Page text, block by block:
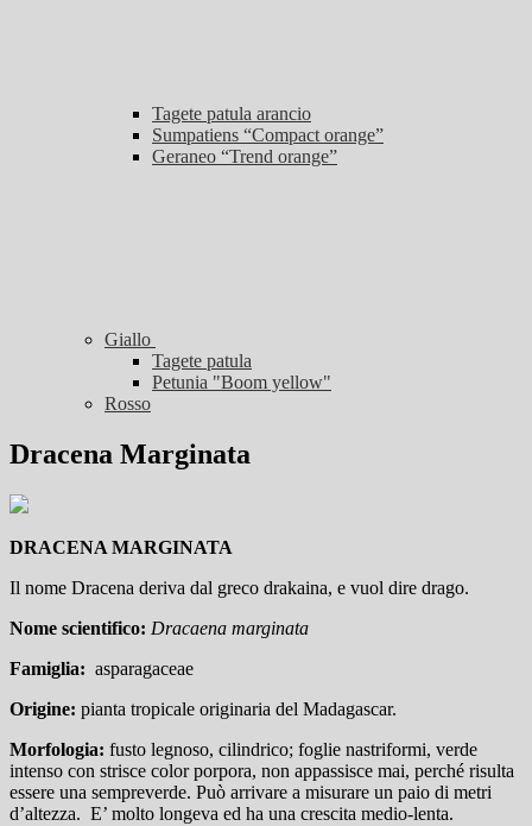
Tagete patula arancio
Sumpatiens “Compact orange”
Geraneo “Trend orange”
Giallo
Tagete patula
Petunia "Boom yellow"
Rosso
Dracena Marginata
DRACENA MARGINATA
Il nome Dracena deriva dal greco drakaina, e vuol dire drago.
Nome scientifico: Dracaena marginata
Famiglia: asparagaceae
Origine: pianta tropicale originaria del Madagascar.
Morfologia: fusto legnoso, cilindrico; foglie nastriformi, verde
intenso con strisce color porpora, non appassisce mai, perché risulta
essere una sempreverde. Può arrivare a misurare un paio di metri
d’altezza. E’ molto longeva ed ha una crescita medio-lenta.